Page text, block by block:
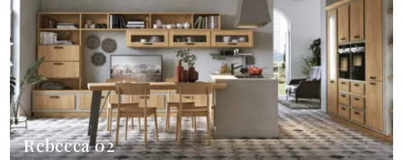
Rebecca 02